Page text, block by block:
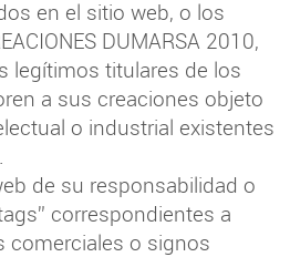
en el sitio web, o los
DUMARSA 2010,
legítimos titulares de los
a sus creaciones objeto
o industrial existentes
de su responsabilidad o
correspondientes a
comerciales o signos